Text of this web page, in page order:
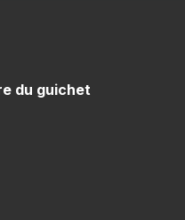
du guichet